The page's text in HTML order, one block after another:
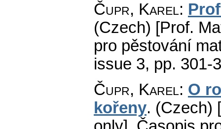
Čupr, Karel:
(Czech) [Prof.
pro pěstování
issue 3, pp. 301-
Čupr, Karel: O
kořeny. (Czech)